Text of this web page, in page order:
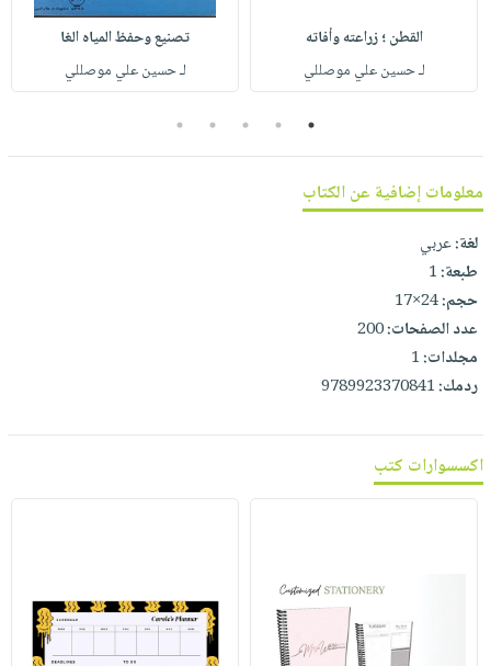
مناسبات
طرحها
خدمات
وفرات
انشر
كتابك
تواصل
معنا
الإصدارات
القطن ؛ زراعته وأفاته
لـ حسين علي موصللي
تصنيع وحفظ المياه الغا
لـ حسين علي موصللي
1
2
3
4
5
معلومات إضافية عن الكتاب
لغة:عربي
طبعة:1
حجم:24×17
عدد الصفحات:200
مجلدات:1
ردمك:9789923370841
اكسسوارات كتب